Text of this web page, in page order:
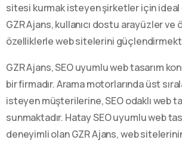
sitesi kurmak isteyen şirketler için
GZR Ajans, kullanıcı dostu arayüzler
özelliklerle web sitelerini
GZR Ajans, SEO uyumlu web tasarım
bir firmadır. Arama motorlarında üst
isteyen müşterilerine, SEO odaklı web
sunmaktadır. Hatay SEO uyumlu web
deneyimli olan GZR Ajans, web